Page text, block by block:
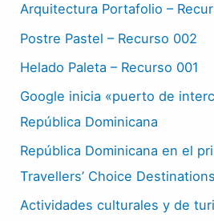
Arquitectura Portafolio –
Postre Pastel – Recurso 002
Helado Paleta – Recurso 001
Google inicia «puerto de
República Dominicana
República Dominicana en el
Travellers’ Choice
Actividades culturales y de